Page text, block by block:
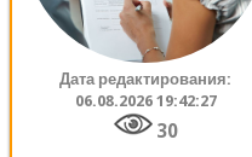
Дата редактирования:
06.08.2026 19:42:27
30